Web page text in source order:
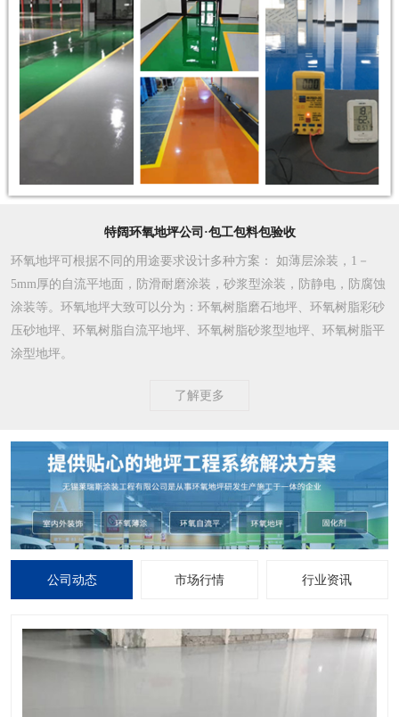
特阔环氧地坪公司·包工包料包验收
环氧地坪可根据不同的用途要求设计多种方案 ： 如薄层涂装，1－
5mm厚的自流平地面，防滑耐磨涂装，砂浆型涂装，防静电，防腐蚀
涂装等。环氧地坪大致可以分为：环氧树脂磨石地坪、环氧树脂彩砂
压砂地坪、环氧树脂自流平地坪、环氧树脂砂浆型地坪、环氧树脂平
涂型地坪。
了解更多
公司动态 市场行情 行业资讯